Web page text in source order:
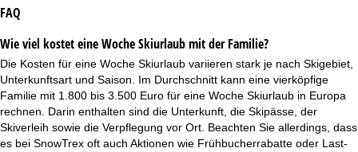
FAQ
Wie viel kostet eine Woche Skiurlaub mit der Familie?
Die Kosten für eine Woche Skiurlaub variieren stark je nach Skigebiet,
Unterkunftsart und Saison. Im Durchschnitt kann eine vierköpfige
Familie mit 1.800 bis 3.500 Euro für eine Woche Skiurlaub in Europa
rechnen. Darin enthalten sind die Unterkunft, die Skipässe, der
Skiverleih sowie die Verpflegung vor Ort. Beachten Sie allerdings, dass
es bei SnowTrex oft auch Aktionen wie Frühbucherrabatte oder Last-